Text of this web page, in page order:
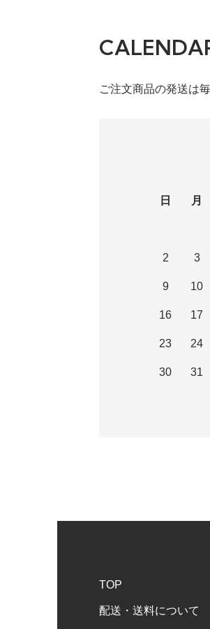
ご注文商品の発送は
日
月
2 3
9 10
16 17
23 24
30 31
TOP
配送・送料について